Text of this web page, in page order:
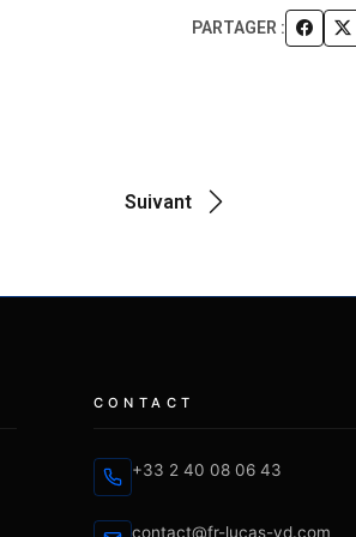
PARTAGER :
Suivant
CONTACT
+33 2 40 08 06 43
contact@fr-lucas-yd.com